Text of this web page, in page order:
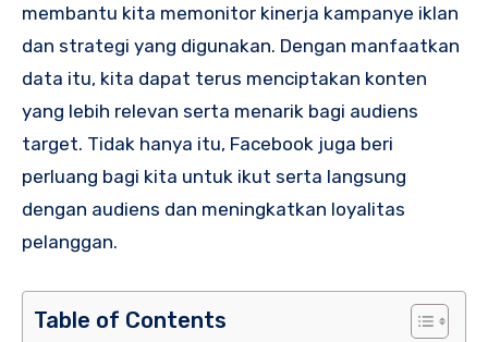
membantu kita memonitor kinerja kampanye iklan
dan strategi yang digunakan. Dengan manfaatkan
data itu, kita dapat terus menciptakan konten
yang lebih relevan serta menarik bagi audiens
target. Tidak hanya itu, Facebook juga beri
perluang bagi kita untuk ikut serta langsung
dengan audiens dan meningkatkan loyalitas
pelanggan.
Table of Contents